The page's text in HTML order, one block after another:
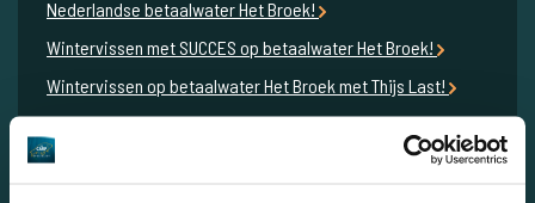
Nederlandse betaalwater Het Broek!
Wintervissen met SUCCES op betaalwater Het Broek!
Wintervissen op betaalwater Het Broek met Thijs Last!
Succesvol karpervissen in het vroege voorjaar op het
Nederlandse betaalwater Het Broek!